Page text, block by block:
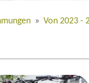
» Von 2023 -